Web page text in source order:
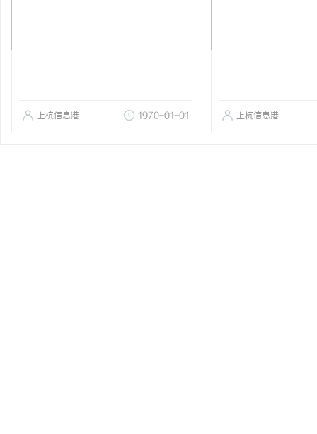
上杭信息港 1970-01-01 上杭信息港